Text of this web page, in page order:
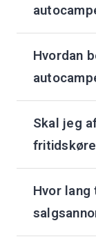
Hvordan
Skal jeg
Hvor